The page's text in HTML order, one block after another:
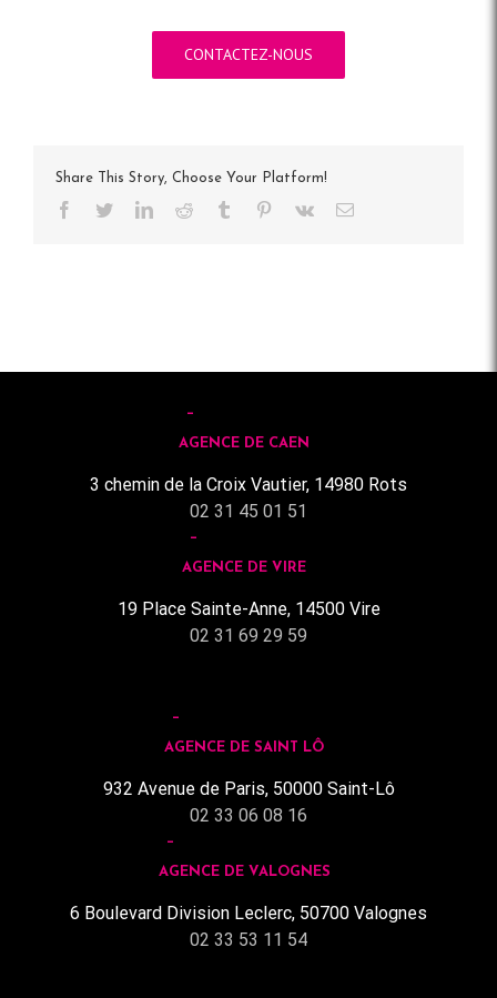
CONTACTEZ-NOUS
Share This Story, Choose Your Platform!
Facebook
TwitterLinkedInReddit Tumblr Pinterest
Vk Email
AGENCE DE CAEN
3 chemin de la Croix Vautier, 14980 Rots
02 31 45 01 51
AGENCE DE VIRE
19 Place Sainte-Anne, 14500 Vire
02 31 69 29 59
AGENCE DE SAINT LÔ
932 Avenue de Paris, 50000 Saint-Lô
02 33 06 08 16
AGENCE DE VALOGNES
6 Boulevard Division Leclerc, 50700 Valognes
02 33 53 11 54